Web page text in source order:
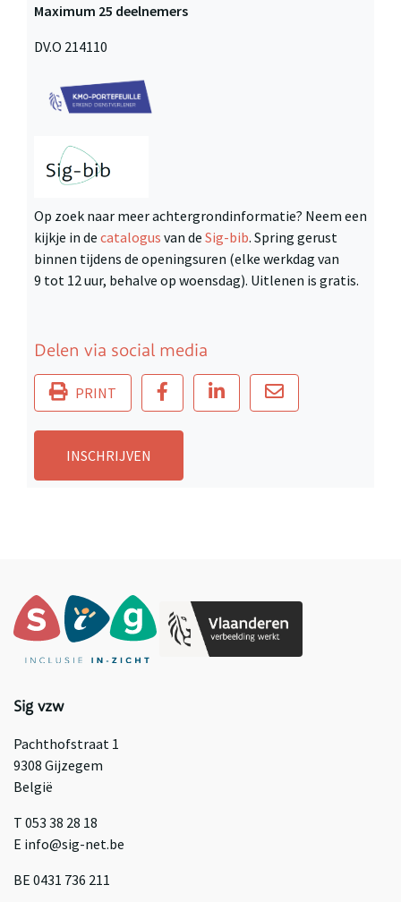
Maximum 25 deelnemers
DV.O 214110
Op zoek naar meer achtergrondinformatie? Neem een
kijkje in de catalogus van de Sig-bib. Spring gerust
binnen tijdens de openingsuren (elke werkdag van
9 tot 12 uur, behalve op woensdag). Uitlenen is gratis.
Delen via social media
PRINT
INSCHRIJVEN
Sig vzw
Pachthofstraat 1
9308 Gijzegem
België
T 053 38 28 18
E info@sig-net.be
BE 0431 736 211